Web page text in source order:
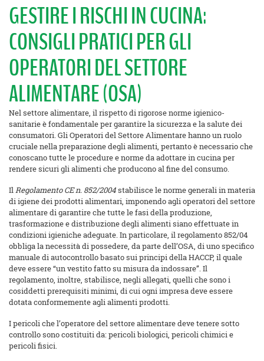
GESTIRE I RISCHI IN CUCINA:
CONSIGLI PRATICI PER GLI
OPERATORI DEL SETTORE
ALIMENTARE (OSA)
Nel settore alimentare, il rispetto di rigorose norme igienico-
sanitarie è fondamentale per garantire la sicurezza e la salute dei
consumatori. Gli Operatori del Settore Alimentare hanno un ruolo
cruciale nella preparazione degli alimenti, pertanto è necessario che
conoscano tutte le procedure e norme da adottare in cucina per
rendere sicuri gli alimenti che producono al fine del consumo.
IlRegolamento CE n. 852/2004stabilisce le norme generali in materia
di igiene dei prodotti alimentari, imponendo agli operatori del settore
alimentare di garantire che tutte le fasi della produzione,
trasformazione e distribuzione degli alimenti siano effettuate in
condizioni igieniche adeguate. In particolare, il regolamento 852/04
obbliga la necessità di possedere, da parte dell’OSA, di uno specifico
manuale di autocontrollo basato sui principi della HACCP, il quale
deve essere “un vestito fatto su misura da indossare”. Il
regolamento, inoltre, stabilisce, negli allegati, quelli che sono i
cosiddetti prerequisiti minimi, di cui ogni impresa deve essere
dotata conformemente agli alimenti prodotti.
I pericoli che l’operatore del settore alimentare deve tenere sotto
controllo sono costituiti da: pericoli biologici, pericoli chimici e
pericoli fisici.